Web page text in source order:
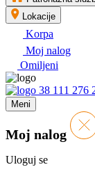
Lokacije
Korpa
Moj nalog
Omiljeni
38 111 276
Meni
Moj nalog
Uloguj se